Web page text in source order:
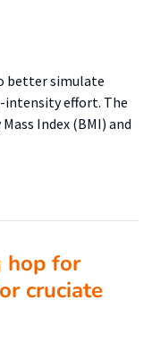
better simulate
intensity effort. The
Index (BMI) and
hop for
cruciate